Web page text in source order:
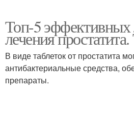
Лекарство от аденомы
Топ-5 эффективных
лечения
В виде таблеток от простатита
антибактериальные средства,
препараты.